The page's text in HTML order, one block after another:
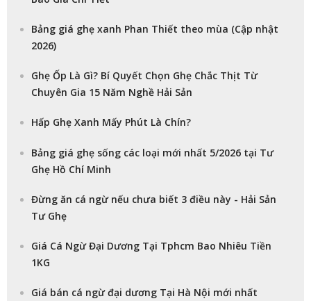
Bảng giá ghẹ xanh Phan Thiết theo mùa (Cập nhật
2026)
Ghẹ Ốp Là Gì? Bí Quyết Chọn Ghẹ Chắc Thịt Từ
Chuyên Gia 15 Năm Nghề Hải Sản
Hấp Ghẹ Xanh Mấy Phút Là Chín?
Bảng giá ghẹ sống các loại mới nhất 5/2026 tại Tư
Ghẹ Hồ Chí Minh
Đừng ăn cá ngừ nếu chưa biết 3 điều này - Hải Sản
Tư Ghẹ
Giá Cá Ngừ Đại Dương Tại Tphcm Bao Nhiêu Tiền
1KG
Giá bán cá ngừ đại dương Tại Hà Nội mới nhất